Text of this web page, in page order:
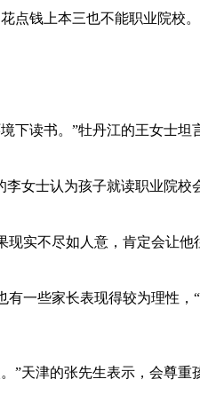
钱上本三也不能职业院校。
书。”牡丹江的王女士坦
士认为孩子就读职业院校
不尽如人意，肯定会让他
些家长表现得较为理性，
津的张先生表示，会尊重